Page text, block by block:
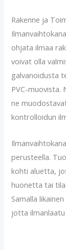
Rakenne ja
ohjata ilmaa
voivat olla
galvanoidusta
PVC-muovista.
ne
kontrolloidun
perusteella.
kohti aluetta,
huonetta tai
Samalla
jotta ilmanlaatu